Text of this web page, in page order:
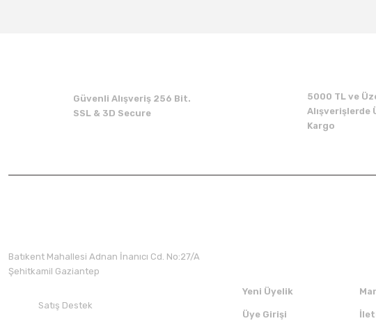
Güvenli Alışveriş 256 Bit.
SSL & 3D Secure
5000 TL ve
Alışverişlerde
Kargo
Batıkent Mahallesi Adnan İnanıcı Cd. No:27/A
Şehitkamil Gaziantep
Satış Destek
Yeni Üyelik
Üye Girişi